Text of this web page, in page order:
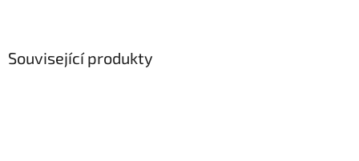
Související produkty